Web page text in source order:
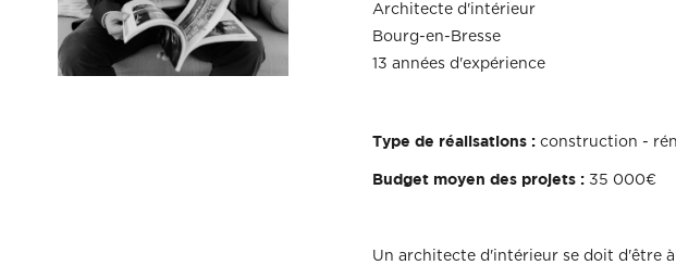
Architecte d'intérieur
Bourg-en-Bresse
13 années d'expérience
Type de réalisations : construction -
Budget moyen des projets : 35 000€
Un architecte d'intérieur se doit d'être